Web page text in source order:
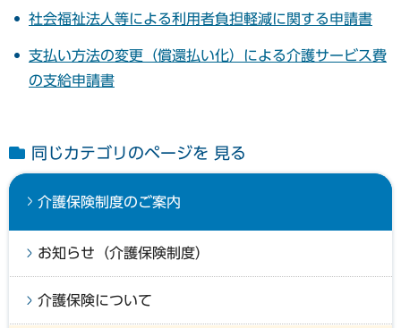
社会福祉法人等による利用者負担軽減に関する申請書
支払い方法の変更（償還払い化）による介護サービス費
の支給申請書
同じカテゴリのページを 見る
介護保険制度のご案内
お知らせ（介護保険制度）
介護保険について